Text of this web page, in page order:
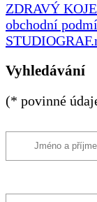
ZDRAVÝ
obchodní
Vyhledávání
(* povinné